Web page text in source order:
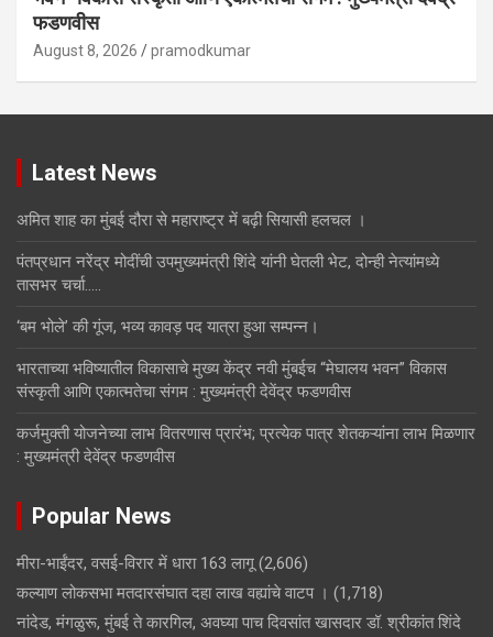
फडणवीस
August 8, 2026 pramodkumar
Latest News
अमित शाह का मुंबई दौरा से महाराष्ट्र में बढ़ी सियासी हलचल ।
पंतप्रधान नरेंद्र मोदींची उपमुख्यमंत्री शिंदे यांनी घेतली भेट, दोन्ही नेत्यांमध्ये
तासभर चर्चा…..
‘बम भोले’ की गूंज, भव्य कावड़ पद यात्रा हुआ सम्पन्न।
भारताच्या भविष्यातील विकासाचे मुख्य केंद्र नवी मुंबईच “मेघालय भवन” विकास
संस्कृती आणि एकात्मतेचा संगम : मुख्यमंत्री देवेंद्र फडणवीस
कर्जमुक्ती योजनेच्या लाभ वितरणास प्रारंभ; प्रत्येक पात्र शेतकऱ्यांना लाभ मिळणार
: मुख्यमंत्री देवेंद्र फडणवीस
Popular News
मीरा-भाईंदर, वसई-विरार में धारा 163 लागू (2,606)
कल्याण लोकसभा मतदारसंघात दहा लाख वह्यांचे वाटप । (1,718)
नांदेड, मंगळुरू, मुंबई ते कारगिल, अवघ्या पाच दिवसांत खासदार डॉ. श्रीकांत शिंदे